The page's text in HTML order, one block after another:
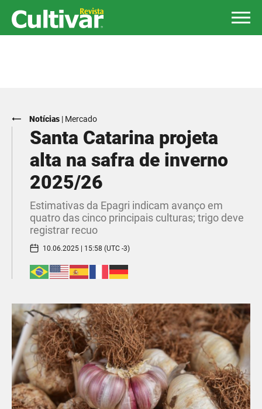
Notícias | Mercado
Santa Catarina projeta
alta na safra de inverno
2025/26
Estimativas da Epagri indicam avanço em
quatro das cinco principais culturas; trigo deve
registrar recuo
10.06.2025 | 15:58 (UTC -3)